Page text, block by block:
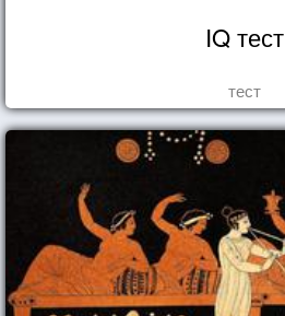
IQ тест
тест